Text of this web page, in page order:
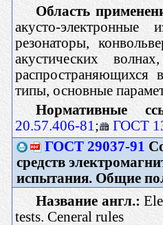
Область
акусто-
резонаторы,
акустических
распространяющихся
типы, основные
Нормативные
20.57.406-81 ;
ГОСТ
ГОСТ 29037-91
средств
испытания. Общие
Название англ.:
tests. Ceneral rules